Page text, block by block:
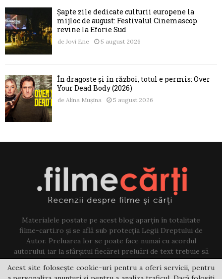
Șapte zile dedicate culturii europene la
mijloc de august: Festivalul Cinemascop
revine la Eforie Sud
de Jovi Ene 5 august 2026
În dragoste și în război, totul e permis: Over
Your Dead Body (2026)
de Alina Mușina 5 august 2026
Materialele postate pe acest blog aparțin în totalitate
filme-carti.ro și se află sub protecția Legii Dreptului de
Autor. Preluarea lor se poate face numai cu acordul
autorului, iar la sfârșitul fiecărei preluări de text trebuie să
existe un link către acest blog.
Acest site folosește cookie-uri pentru a oferi servicii, pentru